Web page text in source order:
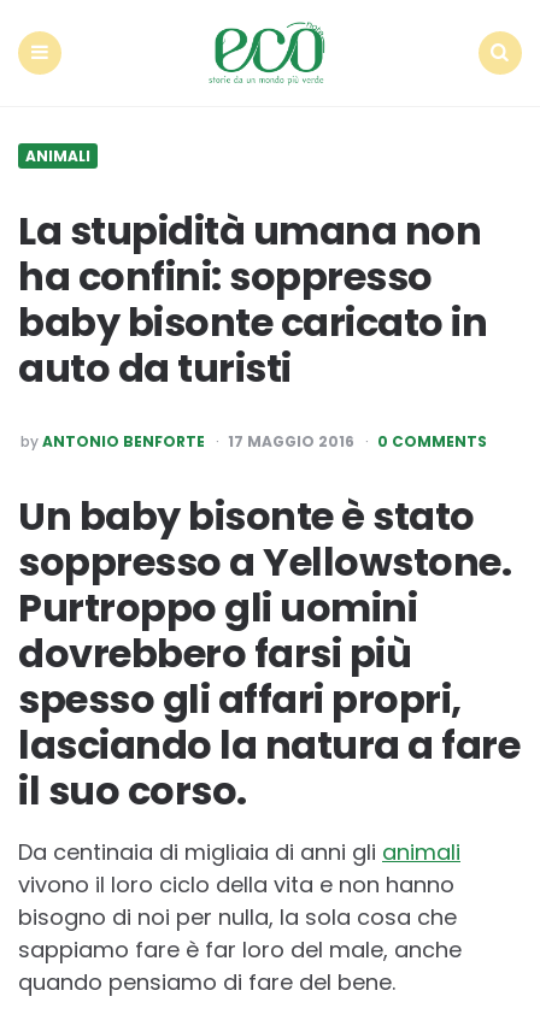
ANIMALI
La stupidità umana non
ha confini: soppresso
baby bisonte caricato in
auto da turisti
POSTED
BY
byANTONIO BENFORTE 17 MAGGIO 2016 0 COMMENTS
Un baby bisonte è stato
soppresso a Yellowstone.
Purtroppo gli uomini
dovrebbero farsi più
spesso gli affari propri,
lasciando la natura a fare
il suo corso.
Da centinaia di migliaia di anni gli animali
vivono il loro ciclo della vita e non hanno
bisogno di noi per nulla, la sola cosa che
sappiamo fare è far loro del male, anche
quando pensiamo di fare del bene.